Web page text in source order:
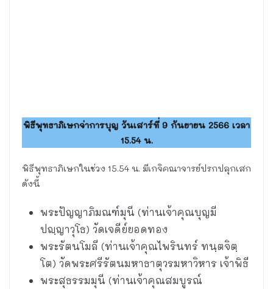
พิธีพุทธาภิเษกจ่าการบุญ วันเสาร์ที่ 9 กันยายน 2566 เวลา
15.54 น.
พิธีพุทธาภิเษกในช่วง 15.54 น. มีเกจิคณาจารย์ปรกปลุกเสก
ดังนี้
พระปัญญาภิมณฑ์มุนี (ท่านเจ้าคุณบุญมี
ปญฺญาวุโธ) วัดเจดีย์ยอดทอง
พระรัตนโมลี (ท่านเจ้าคุณไพรินทร์ ทนฺตจิตฺ
โต) วัดพระศรีรัตนมหาธาตุวรมหาวิหาร เจ้าพิธี
พระสุธรรมมุนี (ท่านเจ้าคุณสมบูรณ์